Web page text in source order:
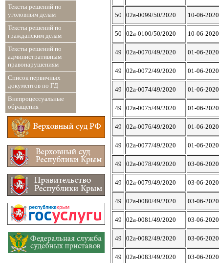
Тексты решений по
уголовным делам
Тексты решений по
гражданским делам
Тексты решений по
административным
правонарушениям
Список первичных
документов по ГД
Внепроцессуальные
обращения
50 02а-0099/50/2020 10-06-2020
50 02а-0100/50/2020 10-06-2020
49 02а-0070/49/2020 01-06-2020
49 02а-0072/49/2020 01-06-2020
49 02а-0074/49/2020 01-06-2020
49 02а-0075/49/2020 01-06-2020
49 02а-0076/49/2020 01-06-2020
49 02а-0077/49/2020 01-06-2020
49 02а-0078/49/2020 03-06-2020
49 02а-0079/49/2020 03-06-2020
49 02а-0080/49/2020 03-06-2020
49 02а-0081/49/2020 03-06-2020
49 02а-0082/49/2020 03-06-2020
49 02а-0083/49/2020 03-06-2020